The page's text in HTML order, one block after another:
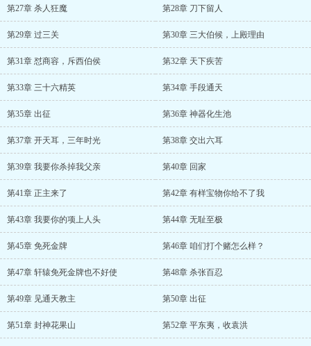
第27章 杀人狂魔 第28章 刀下留人
第29章 过三关 第30章 三大伯候，上殿理由
第31章 怼商容，斥西伯侯 第32章 天下疾苦
第33章 三十六精英 第34章 手段通天
第35章 出征 第36章 神器化生池
第37章 开天耳，三年时光 第38章 交出六耳
第39章 我要你杀掉我父亲 第40章 回家
第41章 正主来了 第42章 有样宝物你给不了我
第43章 我要你的项上人头 第44章 无耻至极
第45章 免死金牌 第46章 咱们打个赌怎么样？
第47章 轩辕免死金牌也不好使 第48章 杀张百忍
第49章 见通天教主 第50章 出征
第51章 封神花果山 第52章 平东夷，收袁洪